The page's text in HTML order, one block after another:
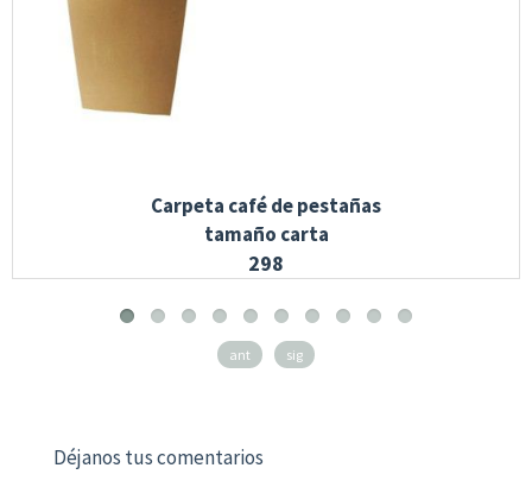
Carpeta café de pestañas
tamaño carta
298
ant sig
Déjanos tus comentarios